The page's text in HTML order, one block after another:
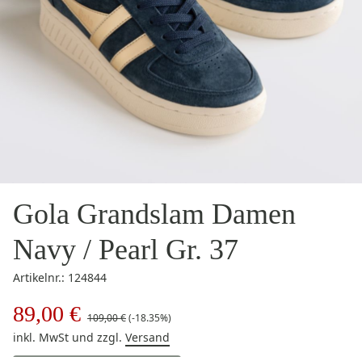
Gola Grandslam Damen
Navy / Pearl Gr. 37
Artikelnr.: 124844
89,00 € 109,00 €(-18.35%)
inkl. MwSt und zzgl. Versand